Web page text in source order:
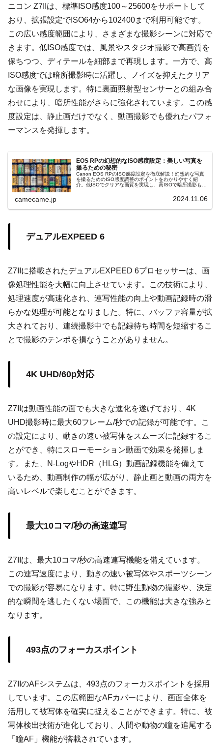
ニコン Z7IIは、標準ISO感度100～25600をサポートして
おり、拡張設定でISO64から102400まで利用可能です。
この広い感度範囲により、さまざまな撮影シーンに対応で
きます。低ISO感度では、風景やスタジオ撮影で高画質を
保ちつつ、ディテールを細部まで再現します。一方で、高
ISO感度では暗所撮影時に活躍し、ノイズを抑えたクリア
な画像を実現します。特に裏面照射型センサーとの組み合
わせにより、暗所性能がさらに強化されています。この感
度設定は、静止画だけでなく、動画撮影でも優れたパフォ
ーマンスを発揮します。
EOS RPの幻想的なISO感度設定：美しい写真を
撮るための秘密
Canon EOS RPのISO感度設定を徹底解説！幻想的な写真
を撮るためのISO感度調整のポイントをわかりやすく紹
介。低ISOでクリアな画質を実現し、高ISOで暗所撮影もス
アル設定を駆使して、状況に応じた最適な設定を探ること
で、EOS RPの性能を最大限に引き出します。
camecame.jp 2024.11.06
デュアルEXPEED 6
Z7IIに搭載されたデュアルEXPEED 6プロセッサーは、画
像処理性能を大幅に向上させています。この技術により、
処理速度が高速化され、連写性能の向上や動画記録時の滑
らかな処理が可能となりました。特に、バッファ容量が拡
大されており、連続撮影中でも記録待ち時間を短縮するこ
とで撮影のテンポを損なうことがありません。
4K UHD/60p対応
Z7IIは動画性能の面でも大きな進化を遂げており、4K
UHD撮影時に最大60フレーム/秒での記録が可能です。こ
の設定により、動きの速い被写体をスムーズに記録するこ
とができ、特にスローモーション動画で効果を発揮しま
す。また、N-LogやHDR（HLG）動画記録機能を備えて
いるため、動画制作の幅が広がり、静止画と動画の両方を
高いレベルで楽しむことができます。
最大10コマ/秒の高速連写
Z7IIは、最大10コマ/秒の高速連写機能を備えています。
この連写速度により、動きの速い被写体やスポーツシーン
での撮影が容易になります。特に野生動物の撮影や、決定
的な瞬間を逃したくない場面で、この機能は大きな強みと
なります。
493点のフォーカスポイント
Z7IIのAFシステムは、493点のフォーカスポイントを採用
しています。この広範囲なAFカバーにより、画面全体を
活用して被写体を確実に捉えることができます。特に、被
写体検出技術が進化しており、人間や動物の瞳を追尾する
「瞳AF」機能が搭載されています。